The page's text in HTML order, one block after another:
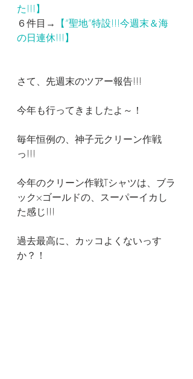
た!!!】
６件目→ 【“聖地”特設!!!今週末＆海
の日連休!!!】
さて、先週末のツアー報告!!!
今年も行ってきましたよ～！
毎年恒例の、神子元クリーン作戦
っ!!!
今年のクリーン作戦Tシャツは、ブラ
ック×ゴールドの、スーパーイカし
た感じ!!!
過去最高に、カッコよくないっす
か？！